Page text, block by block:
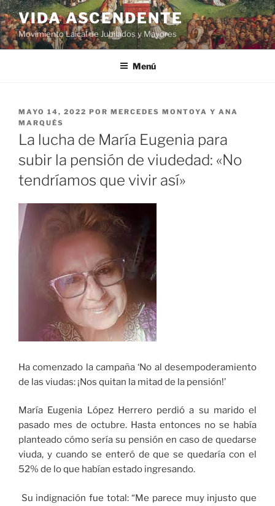
VIDA ASCENDENTE
Movimiento Laical de Jubilados y Mayores
Menú
MAYO 14, 2022 POR MERCEDES MONTOYA Y ANA
MARQUÉS
La lucha de María Eugenia para
subir la pensión de viudedad: «No
tendríamos que vivir así»
Ha comenzado la campaña ‘No al desempoderamiento
de las viudas: ¡Nos quitan la mitad de la pensión!’
María Eugenia López Herrero perdió a su marido el
pasado mes de octubre. Hasta entonces no se había
planteado cómo sería su pensión en caso de quedarse
viuda, y cuando se enteró de que se quedaría con el
52% de lo que habían estado ingresando.
Su indignación fue total: “Me parece muy injusto que